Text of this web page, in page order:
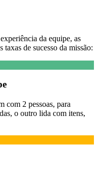
da equipe, as
taxas de sucesso da missão:
com 2 pessoas, para
o outro lida com itens,